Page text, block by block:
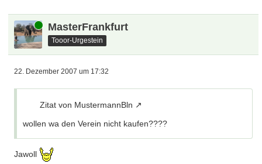
Online MasterFrankfurt
Tooor-Urgestein
22. Dezember 2007 um 17:32
Zitat von MustermannBln
wollen wa den Verein nicht kaufen????
Jawoll